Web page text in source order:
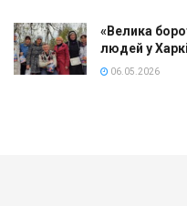
«Велика
людей у
06.05.2026